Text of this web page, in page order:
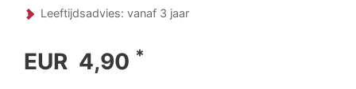
Leeftijdsadvies: vanaf 3 jaar
EUR 4,90 *